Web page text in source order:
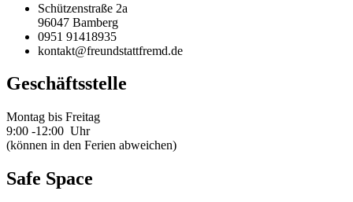
Schützenstraße 2a
96047 Bamberg
0951 91418935
kontakt@freundstattfremd.de
Geschäftsstelle
Montag bis Freitag
9:00 -12:00 Uhr
(können in den Ferien abweichen)
Safe Space